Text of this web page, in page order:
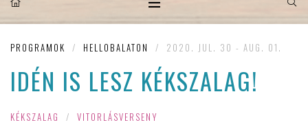
PROGRAMOK / HELLOBALATON / 2020. JUL. 30 - AUG. 01.
IDÉN IS LESZ KÉKSZALAG!
KÉKSZALAG / VITORLÁSVERSENY